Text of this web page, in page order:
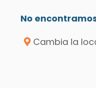
No
Cambia la